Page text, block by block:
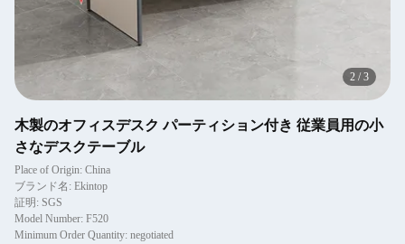
2 /3
木製のオフィスデスク パーティション付き 従業員用の小
さなデスクテーブル
Place of Origin: China
ブランド名: Ekintop
証明: SGS
Model Number: F520
Minimum Order Quantity: negotiated